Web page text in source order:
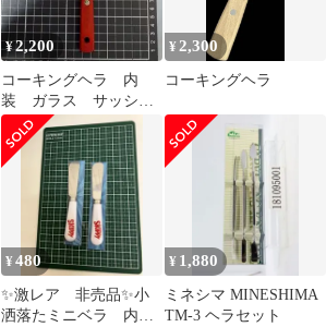
¥2,200
コーキングヘラ 内
装 ガラス サッシ
目地 防水 ヘラ コ
ーキング 金ベラ
¥ 2,300
コーキングヘラ
¥480
✨激レア 非売品✨小
洒落たミニベラ 内部
¥ 1,880
ミネシマ MINESHIMA
TM-3 ヘラセット